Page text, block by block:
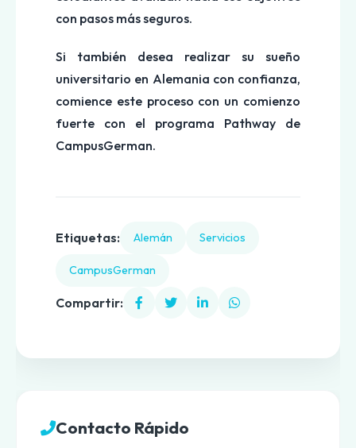
con pasos más seguros.
Si también desea realizar su sueño
universitario en Alemania con confianza,
comience este proceso con un comienzo
fuerte con el programa Pathway de
CampusGerman.
Etiquetas: Alemán Servicios
CampusGerman
Compartir:
Contacto Rápido